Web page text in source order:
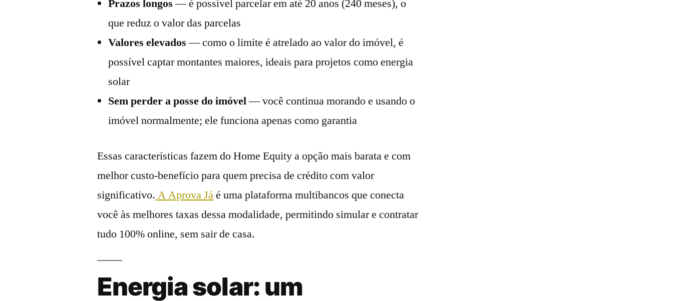
Prazos longos— é possível parcelar em até 20 anos (240 meses), o
que reduz o valor das parcelas
Valores elevados— como o limite é atrelado ao valor do imóvel, é
possível captar montantes maiores, ideais para projetos como energia
solar
Sem perder a posse do imóvel— você continua morando e usando o
imóvel normalmente; ele funciona apenas como garantia
Essas características fazem do Home Equity a opção mais barata e com
melhor custo-benefício para quem precisa de crédito com valor
significativo. A Aprova Jáé uma plataforma multibancos que conecta
você às melhores taxas dessa modalidade, permitindo simular e contratar
tudo 100% online, sem sair de casa.
Energia solar: um